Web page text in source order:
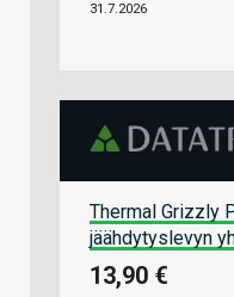
31.7.2026
Thermal Grizzly
jäähdytyslevyn
13,90 €